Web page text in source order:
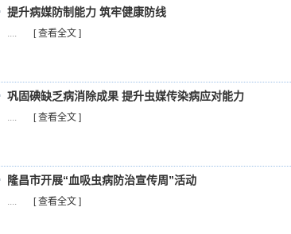
提升病媒防制能力 筑牢健康防线
.... [ 查看全文 ]
巩固碘缺乏病消除成果 提升虫媒传染病应对能力
.... [ 查看全文 ]
隆昌市开展“血吸虫病防治宣传周”活动
.... [ 查看全文 ]